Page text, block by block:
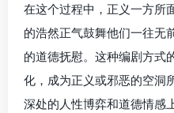
在这个过程中，正义一方所
的浩然正气鼓舞他们一往无
的道德抚慰。这种编剧方式
化，成为正义或邪恶的空洞
深处的人性博弈和道德情感